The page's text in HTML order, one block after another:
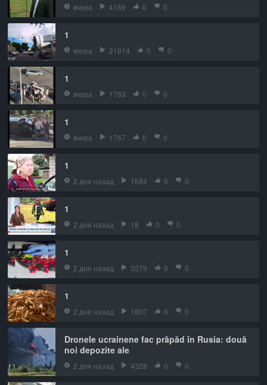
вчера 4189 0 0
1
вчера 21914 0 0
1
вчера 1763 0 0
1
вчера 1767 0 0
1
2 дня назад 1684 0 0
1
2 дня назад 18 0 0
1
2 дня назад 3279 0 0
1
2 дня назад 1807 0 0
Dronele ucrainene fac prăpăd în Rusia: două
noi depozite ale
2 дня назад 4328 0 0